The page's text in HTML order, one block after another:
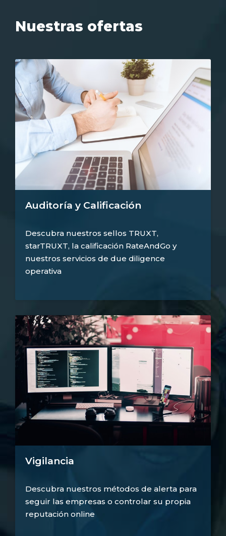
Nuestras ofertas
Auditoría y Calificación
Descubra nuestros sellos TRUXT,
starTRUXT, la calificación RateAndGo y
nuestros servicios de due diligence
operativa
Vigilancia
Descubra nuestros métodos de alerta para
seguir las empresas o controlar su propia
reputación online